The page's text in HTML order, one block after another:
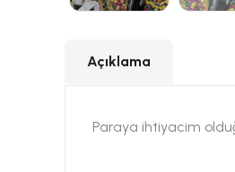
Açıklama
Paraya ihtiyacim